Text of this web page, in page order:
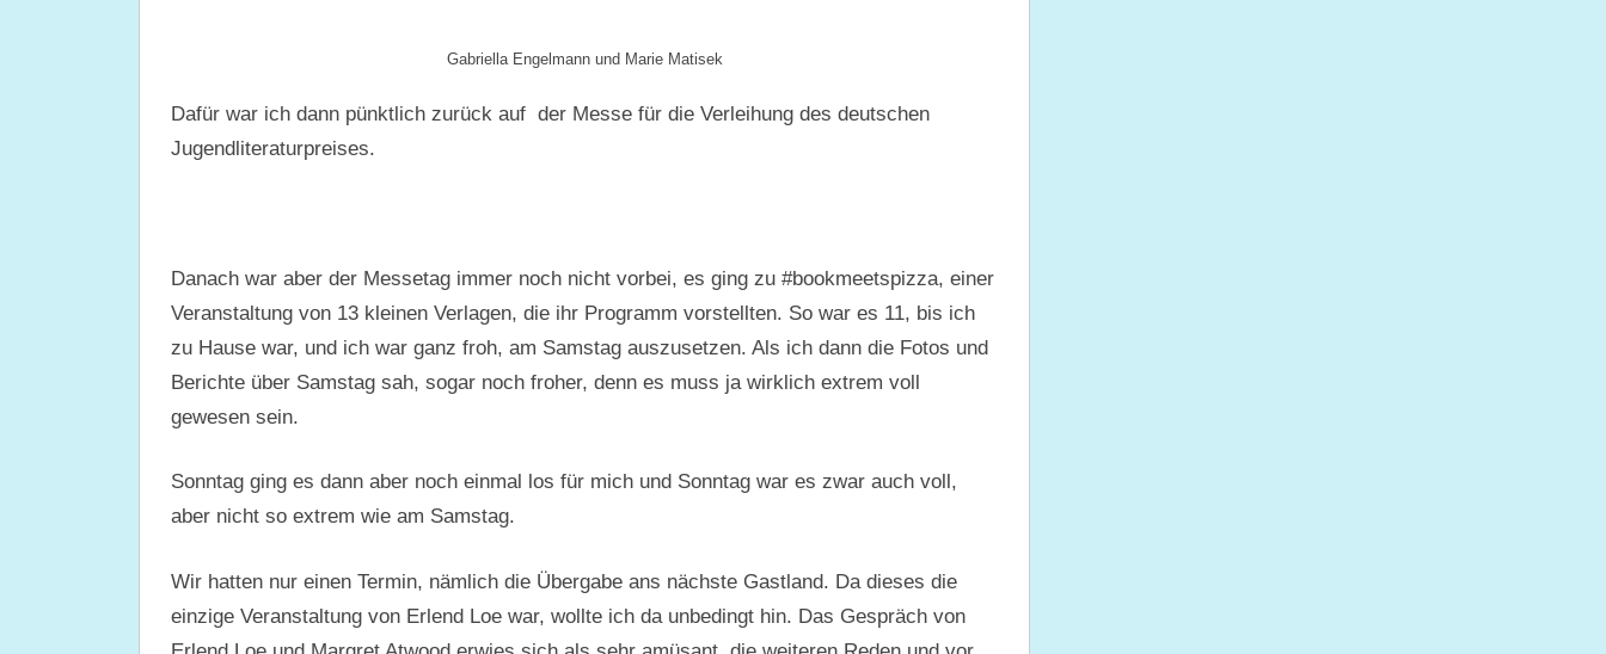
Gabriella Engelmann und Marie Matisek
Dafür war ich dann pünktlich zurück auf der Messe für die Verleihung des deutschen
Jugendliteraturpreises.
Danach war aber der Messetag immer noch nicht vorbei, es ging zu #bookmeetspizza, einer
Veranstaltung von 13 kleinen Verlagen, die ihr Programm vorstellten. So war es 11, bis ich
zu Hause war, und ich war ganz froh, am Samstag auszusetzen. Als ich dann die Fotos und
Berichte über Samstag sah, sogar noch froher, denn es muss ja wirklich extrem voll
gewesen sein.
Sonntag ging es dann aber noch einmal los für mich und Sonntag war es zwar auch voll,
aber nicht so extrem wie am Samstag.
Wir hatten nur einen Termin, nämlich die Übergabe ans nächste Gastland. Da dieses die
einzige Veranstaltung von Erlend Loe war, wollte ich da unbedingt hin. Das Gespräch von